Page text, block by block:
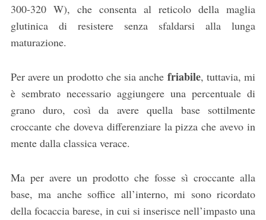
300-320 W), che consenta al reticolo della maglia
glutinica di resistere senza sfaldarsi alla lunga
maturazione.
Per avere un prodotto che sia anche friabile, tuttavia, mi
è sembrato necessario aggiungere una percentuale di
grano duro, così da avere quella base sottilmente
croccante che doveva differenziare la pizza che avevo in
mente dalla classica verace.
Ma per avere un prodotto che fosse sì croccante alla
base, ma anche soffice all’interno, mi sono ricordato
della focaccia barese, in cui si inserisce nell’impasto una